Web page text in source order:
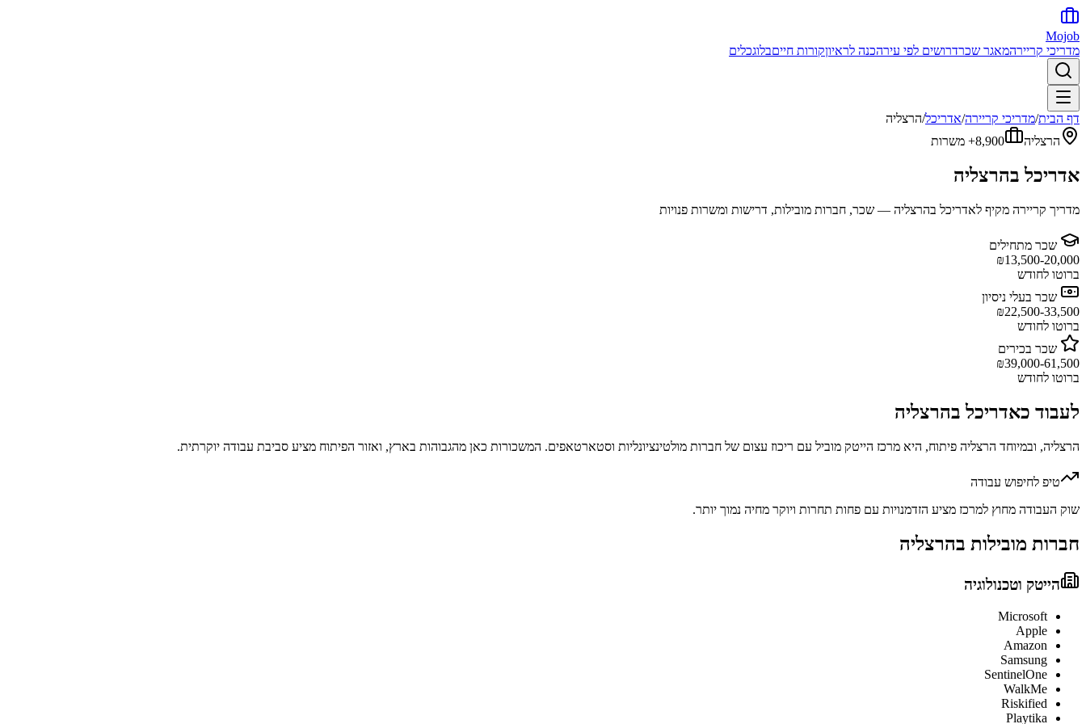
Mojob
מדריכי קריירהמאגר שכרדרושים לפי עירהכנה לראיוןקורות חייםבלוגכלים
דף הבית/מדריכי קריירה/אדריכל/הרצליה
הרצליה
8,900+ משרות
אדריכלבהרצליה
מדריך קריירה מקיף לאדריכל בהרצליה — שכר, חברות מובילות, דרישות ומשרות פנויות
שכר מתחילים
₪13,500-20,000
ברוטו לחודש
שכר בעלי ניסיון
₪22,500-33,500
ברוטו לחודש
שכר בכירים
₪39,000-61,500
ברוטו לחודש
לעבוד כאדריכלבהרצליה
הרצליה, ובמיוחד הרצליה פיתוח, היא מרכז הייטק מוביל עם ריכוז עצום של חברות מולטינציונליות וסטארטאפים. המשכורות כאן מהגבוהות בארץ, ואזור הפיתוח מציע סביבת עבודה יוקרתית.
טיפ לחיפוש עבודה
שוק העבודה מחוץ למרכז מציע הזדמנויות עם פחות תחרות ויוקר מחיה נמוך יותר.
חברות מובילות בהרצליה
הייטק וטכנולוגיה
Microsoft
Apple
Amazon
Samsung
SentinelOne
WalkMe
Riskified
Playtika